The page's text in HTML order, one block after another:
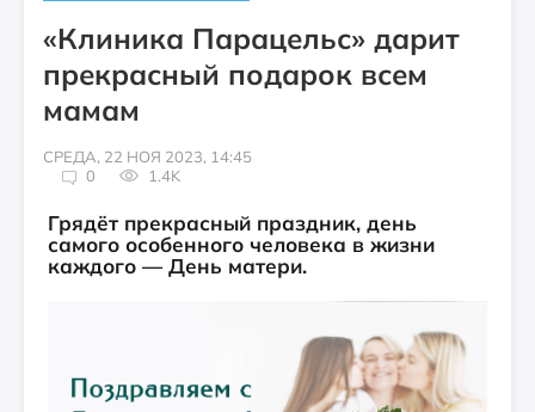
«Клиника Парацельс» дарит
прекрасный подарок всем
мамам
СРЕДА, 22 НОЯ 2023, 14:45
0
1.4K
Грядёт прекрасный праздник, день
самого особенного человека в жизни
каждого — День матери.